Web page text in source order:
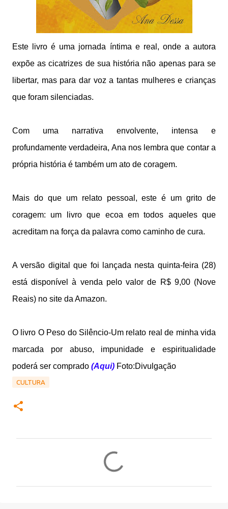
Este livro é uma jornada íntima e real, onde a autora
expõe as cicatrizes de sua história não apenas para se
libertar, mas para dar voz a tantas mulheres e crianças
que foram silenciadas.
Com uma narrativa envolvente, intensa e
profundamente verdadeira, Ana nos lembra que contar a
própria história é também um ato de coragem.
Mais do que um relato pessoal, este é um grito de
coragem: um livro que ecoa em todos aqueles que
acreditam na força da palavra como caminho de cura.
A versão digital que foi lançada nesta quinta-feira (28)
está disponível à venda pelo valor de R$ 9,00 (Nove
Reais) no site da Amazon.
O livro O Peso do Silêncio-Um relato real de minha vida
marcada por abuso, impunidade e espiritualidade
poderá ser comprado (Aqui) Foto:Divulgação
CULTURA